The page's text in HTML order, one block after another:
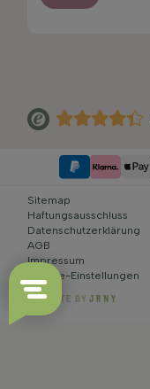
Sitemap
Haftungsausschluss
Datenschutzerklärung
AGB
Impressum
Cookie-Einstellungen